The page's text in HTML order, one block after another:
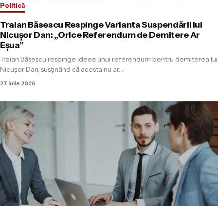
Politică
Traian Băsescu Respinge Varianta Suspendării lui
Nicușor Dan: „Orice Referendum de Demitere Ar
Eșua”
Traian Băsescu respinge ideea unui referendum pentru demiterea lui
Nicușor Dan, susținând că acesta nu ar…
27 iulie 2026